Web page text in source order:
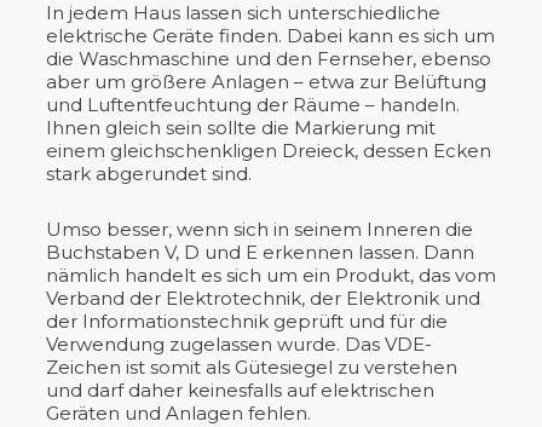
In jedem Haus lassen sich unterschiedliche
elektrische Geräte finden. Dabei kann es sich um
die Waschmaschine und den Fernseher, ebenso
aber um größere Anlagen – etwa zur Belüftung
und Luftentfeuchtung der Räume – handeln.
Ihnen gleich sein sollte die Markierung mit
einem gleichschenkligen Dreieck, dessen Ecken
stark abgerundet sind.
Umso besser, wenn sich in seinem Inneren die
Buchstaben V, D und E erkennen lassen. Dann
nämlich handelt es sich um ein Produkt, das vom
Verband der Elektrotechnik, der Elektronik und
der Informationstechnik geprüft und für die
Verwendung zugelassen wurde. Das VDE-
Zeichen ist somit als Gütesiegel zu verstehen
und darf daher keinesfalls auf elektrischen
Geräten und Anlagen fehlen.